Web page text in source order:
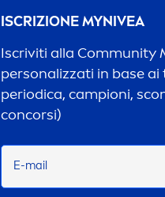
ISCRIZIONE MYNIVEA
Iscriviti alla Community
personalizzati in base
periodica, campioni,
concorsi)
E-mail